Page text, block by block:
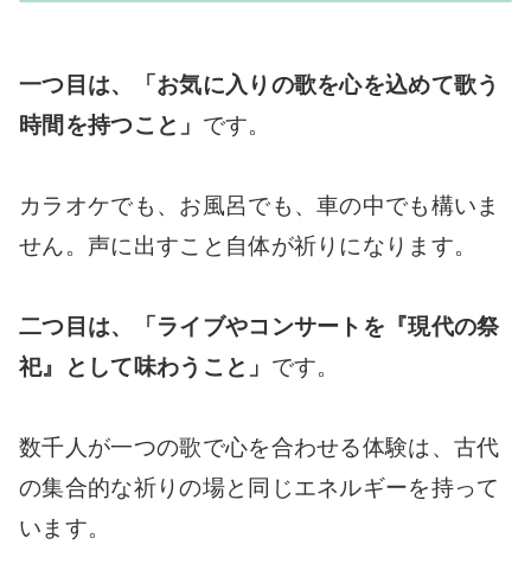
一つ目は、「お気に入りの歌を心を込めて歌う
時間を持つこと」 です。
カラオケでも、お風呂でも、車の中でも構いま
せん。声に出すこと自体が祈りになります。
二つ目は、「ライブやコンサートを『現代の祭
祀』として味わうこと」 です。
数千人が一つの歌で心を合わせる体験は、古代
の集合的な祈りの場と同じエネルギーを持って
います。